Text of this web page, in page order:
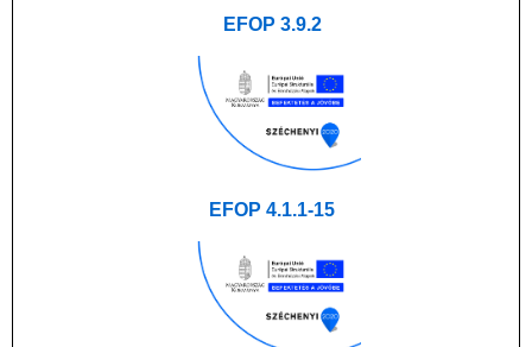
EFOP 3.9.2
EFOP 4.1.1-15